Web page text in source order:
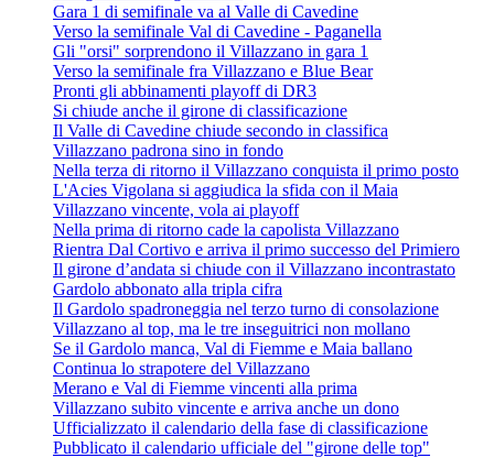
Gara 1 di semifinale va al Valle di Cavedine
Verso la semifinale Val di Cavedine - Paganella
Gli "orsi" sorprendono il Villazzano in gara 1
Verso la semifinale fra Villazzano e Blue Bear
Pronti gli abbinamenti playoff di DR3
Si chiude anche il girone di classificazione
Il Valle di Cavedine chiude secondo in classifica
Villazzano padrona sino in fondo
Nella terza di ritorno il Villazzano conquista il primo posto
L'Acies Vigolana si aggiudica la sfida con il Maia
Villazzano vincente, vola ai playoff
Nella prima di ritorno cade la capolista Villazzano
Rientra Dal Cortivo e arriva il primo successo del Primiero
Il girone d’andata si chiude con il Villazzano incontrastato
Gardolo abbonato alla tripla cifra
Il Gardolo spadroneggia nel terzo turno di consolazione
Villazzano al top, ma le tre inseguitrici non mollano
Se il Gardolo manca, Val di Fiemme e Maia ballano
Continua lo strapotere del Villazzano
Merano e Val di Fiemme vincenti alla prima
Villazzano subito vincente e arriva anche un dono
Ufficializzato il calendario della fase di classificazione
Pubblicato il calendario ufficiale del "girone delle top"